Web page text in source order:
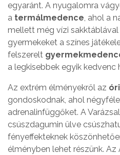
egyaránt. A nyugalomra
a termálmedence, ahol a
mellett még vízi
gyermekeket a színes
felszerelt
a legkisebbek egyik kedvenc
Az extrém élményekről az
gondoskodnak, ahol
adrenalinfüggőket. A
csúszdagumin ülve
fényeffekteknek
élményben lehet részünk. Az